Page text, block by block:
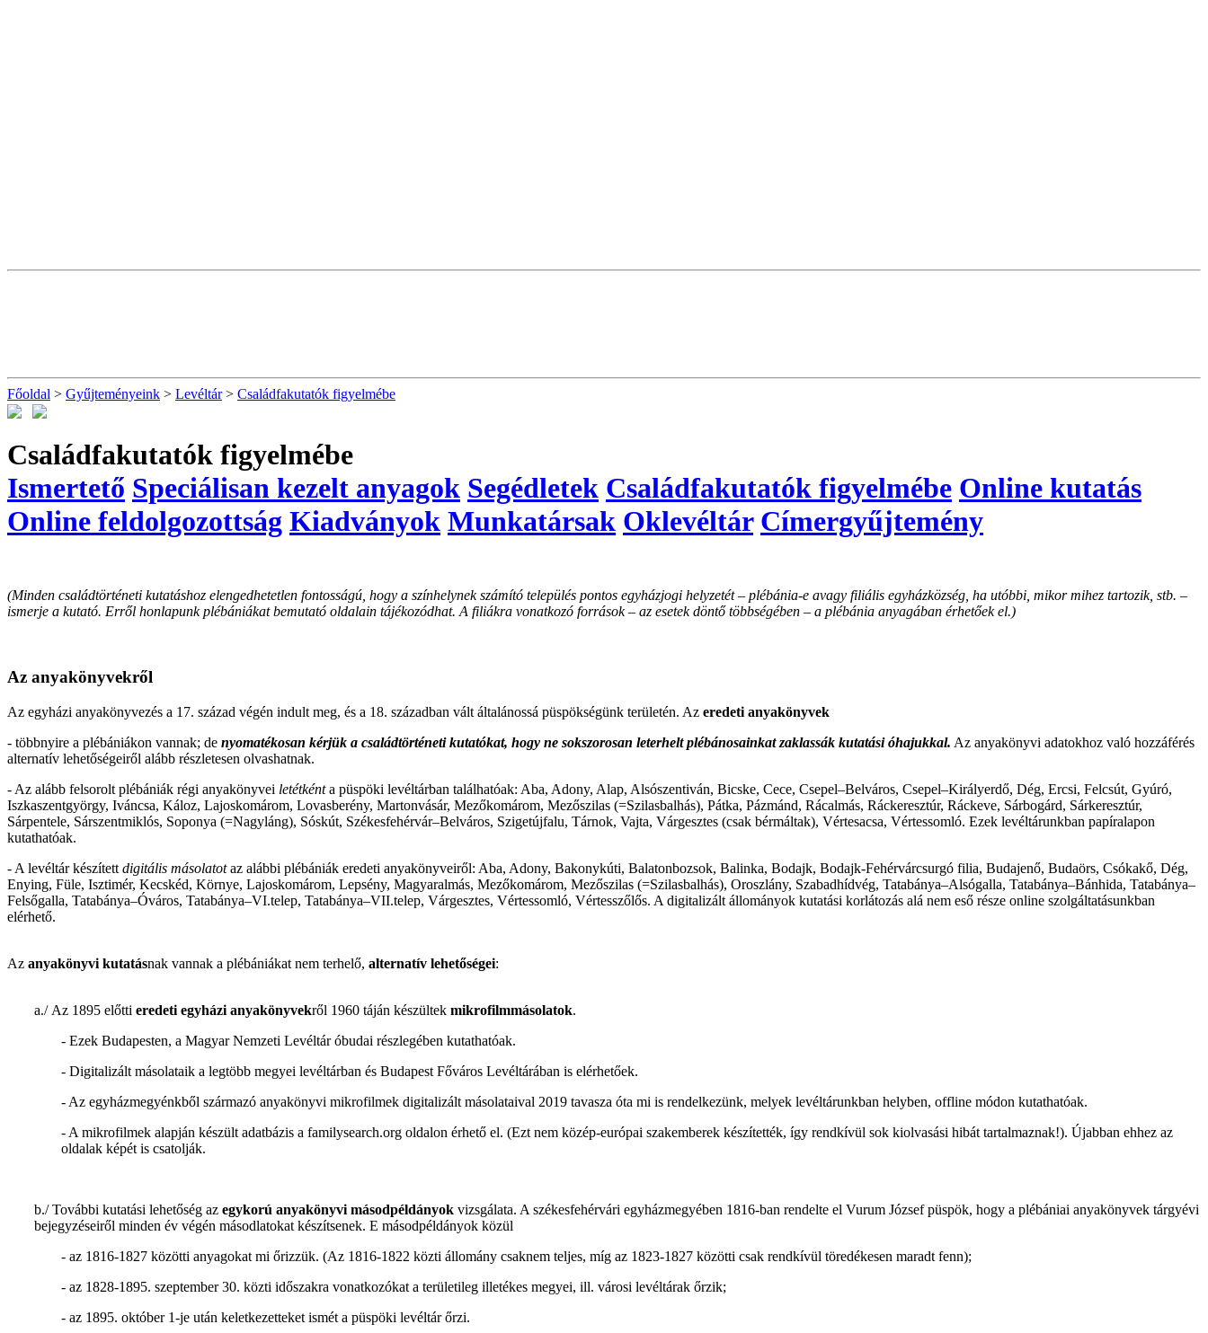
Főoldal > Gyűjteményeink > Levéltár> Családfakutatók figyelmébe
Családfakutatók figyelmébe
Ismertető Speciálisan kezelt anyagok Segédletek Családfakutatók figyelmébe Online kutatás
Online feldolgozottság Kiadványok Munkatársak Oklevéltár Címergyűjtemény
(Minden családtörténeti kutatáshoz elengedhetetlen fontosságú, hogy a színhelynek számító település pontos egyházjogi helyzetét – plébánia-e avagy filiális egyházközség, ha utóbbi, mikor mihez tartozik, stb. –
ismerje a kutató. Erről honlapunk plébániákat bemutató oldalain tájékozódhat. A filiákra vonatkozó források – az esetek döntő többségében – a plébánia anyagában érhetőek el.)
Az anyakönyvekről
Az egyházi anyakönyvezés a 17. század végén indult meg, és a 18. században vált általánossá püspökségünk területén. Az eredeti anyakönyvek
- többnyire a plébániákon vannak; de nyomatékosan kérjük a családtörténeti kutatókat, hogy ne sokszorosan leterhelt plébánosainkat zaklassák kutatási óhajukkal. Az anyakönyvi adatokhoz való hozzáférés
alternatív lehetőségeiről alább részletesen olvashatnak.
- Az alább felsorolt plébániák régi anyakönyvei letétkénta püspöki levéltárban találhatóak: Aba, Adony, Alap, Alsószentiván, Bicske, Cece, Csepel–Belváros, Csepel–Királyerdő, Dég, Ercsi, Felcsút, Gyúró,
Iszkaszentgyörgy, Iváncsa, Káloz, Lajoskomárom, Lovasberény, Martonvásár, Mezőkomárom, Mezőszilas (=Szilasbalhás), Pátka, Pázmánd, Rácalmás, Ráckeresztúr, Ráckeve, Sárbogárd, Sárkeresztúr,
Sárpentele, Sárszentmiklós, Soponya (=Nagyláng), Sóskút, Székesfehérvár–Belváros, Szigetújfalu, Tárnok, Vajta, Várgesztes (csak bérmáltak), Vértesacsa, Vértessomló. Ezek levéltárunkban papíralapon
kutathatóak.
- A levéltár készített digitális másolatotaz alábbi plébániák eredeti anyakönyveiről: Aba, Adony, Bakonykúti, Balatonbozsok, Balinka, Bodajk, Bodajk-Fehérvárcsurgó filia, Budajenő, Budaörs, Csókakő, Dég,
Enying, Füle, Isztimér, Kecskéd, Környe, Lajoskomárom, Lepsény, Magyaralmás, Mezőkomárom, Mezőszilas (=Szilasbalhás), Oroszlány, Szabadhídvég, Tatabánya–Alsógalla, Tatabánya–Bánhida, Tatabánya–
Felsőgalla, Tatabánya–Óváros, Tatabánya–VI.telep, Tatabánya–VII.telep, Várgesztes, Vértessomló, Vértesszőlős. A digitalizált állományok kutatási korlátozás alá nem eső része online szolgáltatásunkban
elérhető.
Az anyakönyvi kutatásnak vannak a plébániákat nem terhelő, alternatív lehetőségei:
a./ Az 1895 előtti eredeti egyházi anyakönyvekről 1960 táján készültek mikrofilmmásolatok.
- Ezek Budapesten, a Magyar Nemzeti Levéltár óbudai részlegében kutathatóak.
- Digitalizált másolataik a legtöbb megyei levéltárban és Budapest Főváros Levéltárában is elérhetőek.
- Az egyházmegyénkből származó anyakönyvi mikrofilmek digitalizált másolataival 2019 tavasza óta mi is rendelkezünk, melyek levéltárunkban helyben, offline módon kutathatóak.
- A mikrofilmek alapján készült adatbázis a familysearch.org oldalon érhető el. (Ezt nem közép-európai szakemberek készítették, így rendkívül sok kiolvasási hibát tartalmaznak!). Újabban ehhez az
oldalak képét is csatolják.
b./ További kutatási lehetőség az egykorú anyakönyvi másodpéldányok vizsgálata. A székesfehérvári egyházmegyében 1816-ban rendelte el Vurum József püspök, hogy a plébániai anyakönyvek tárgyévi
bejegyzéseiről minden év végén másodlatokat készítsenek. E másodpéldányok közül
- az 1816-1827 közötti anyagokat mi őrizzük. (Az 1816-1822 közti állomány csaknem teljes, míg az 1823-1827 közötti csak rendkívül töredékesen maradt fenn);
- az 1828-1895. szeptember 30. közti időszakra vonatkozókat a területileg illetékes megyei, ill. városi levéltárak őrzik;
- az 1895. október 1-je után keletkezetteket ismét a püspöki levéltár őrzi.